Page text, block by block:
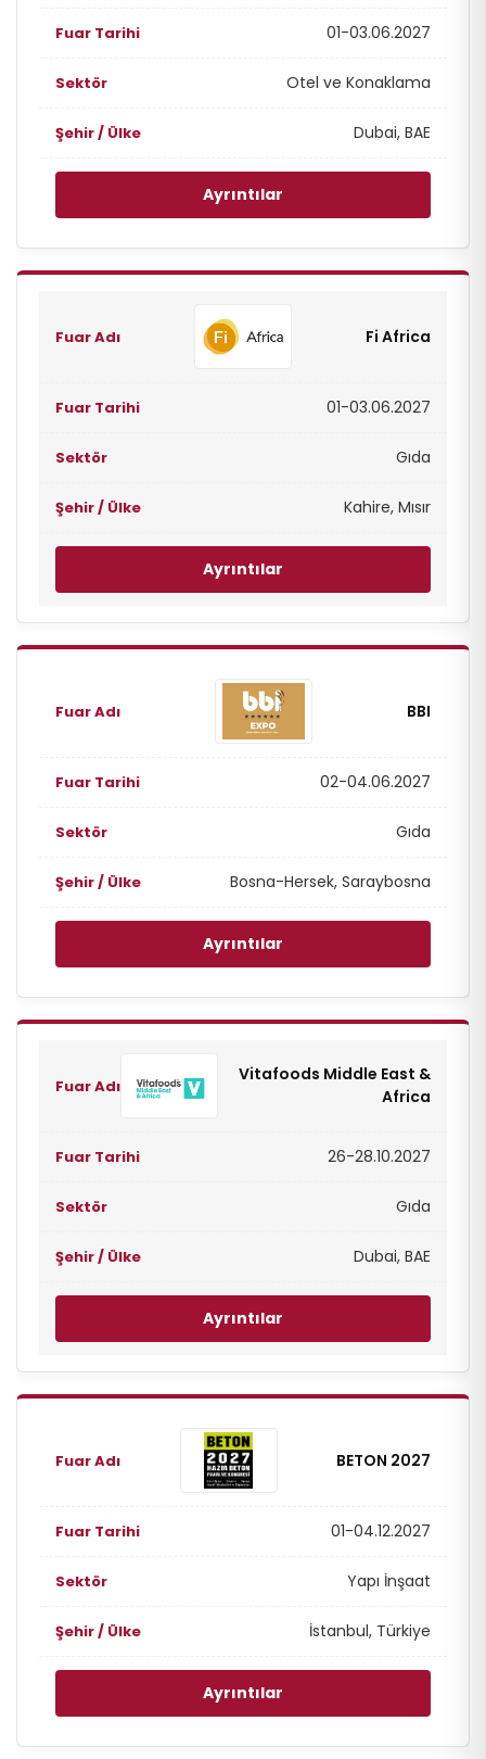
01-03.06.2027
Otel ve Konaklama
Dubai, BAE
Ayrıntılar
Fi Africa
01-03.06.2027
Gıda
Kahire, Mısır
Ayrıntılar
BBI
02-04.06.2027
Gıda
Bosna-Hersek, Saraybosna
Ayrıntılar
Vitafoods Middle East &
Africa
26-28.10.2027
Gıda
Dubai, BAE
Ayrıntılar
BETON 2027
01-04.12.2027
Yapı İnşaat
İstanbul, Türkiye
Ayrıntılar